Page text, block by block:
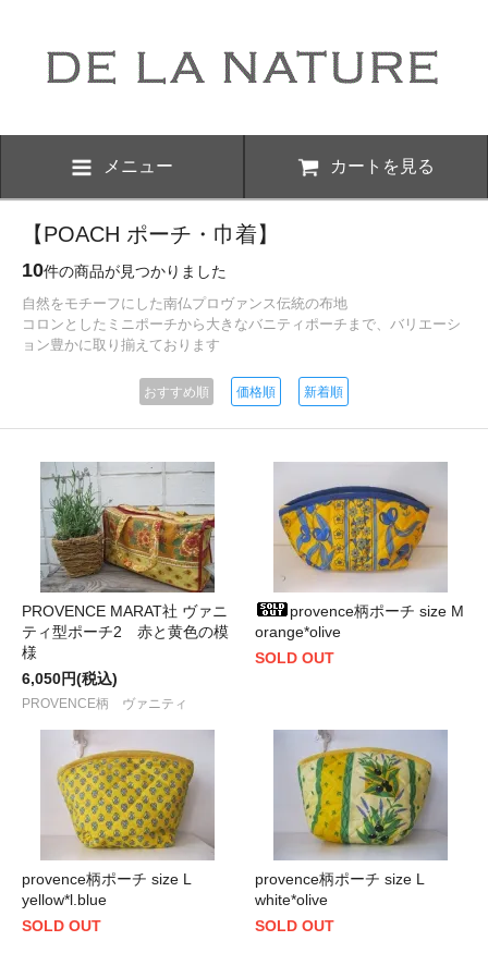
メニュー カートを見る
【POACH ポーチ・巾着】
10件の商品が見つかりました
自然をモチーフにした南仏プロヴァンス伝統の布地
コロンとしたミニポーチから大きなバニティポーチまで、バリエーシ
ョン豊かに取り揃えております
おすすめ順 価格順 新着順
PROVENCE MARAT社 ヴァニ
ティ型ポーチ2 赤と黄色の模
様
6,050円(税込)
PROVENCE柄 ヴァニティ
provence柄ポーチ size M
orange*olive
SOLD OUT
provence柄ポーチ size L
yellow*l.blue
SOLD OUT
provence柄ポーチ size L
white*olive
SOLD OUT